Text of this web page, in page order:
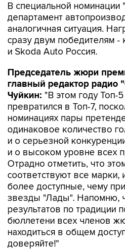
В специальной номинации
департамент
аналогичная ситуация.
сразу двум победителям
и Skoda Auto Россия.
Председатель жюри
главный редактор радио
Чуйкин: "В этом году Топ-
превратился в Топ-7,
номинациях пары
одинаковое количество
и о серьезной
и о высоком уровне всех
Отрадно отметить, что
соответствуют все марки,
более доступные, чему
звезды "Лады". Напомню,
результатов по традиции
бюллетени всех членов
находиться в общем
доверяйте!"